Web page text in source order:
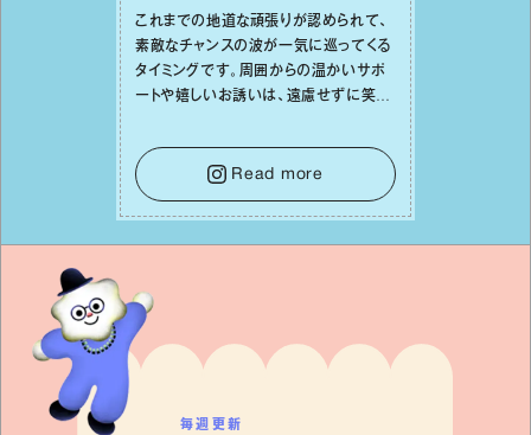
これまでの地道な頑張りが認められて、
素敵なチャンスの波が⼀気に巡ってくる
タイミングです。周囲からの温かいサポ
ートや嬉しいお誘いは、遠慮せずに笑顔
せになっていくイメージを持って⼀歩を
踏み出して。⼀⼈⼀⼈の良いところが混
ざり合い、ハッピーな未来が形作られて
いきます。
Read more
毎週更新